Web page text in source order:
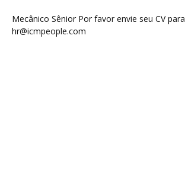
Mecânico Sênior Por favor envie seu CV para
hr@icmpeople.com